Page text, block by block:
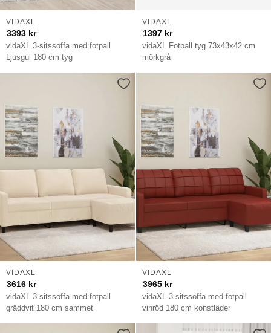
vidaXL 3-sitssoffa med fotpall
Ljusgul 180 cm tyg
VIDAXL
3393 kr
vidaXL Fotpall tyg 73x43x42 cm
mörkgrå
VIDAXL
1397 kr
vidaXL 3-sitssoffa med fotpall
gräddvit 180 cm sammet
VIDAXL
3616 kr
vidaXL 3-sitssoffa med fotpall
vinröd 180 cm konstläder
VIDAXL
3965 kr